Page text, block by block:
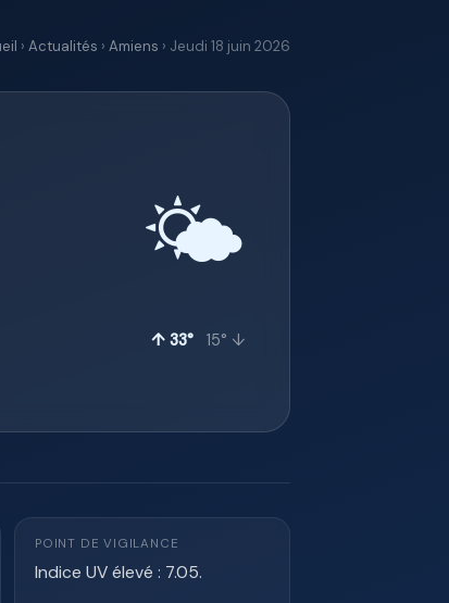
› Actualités › Amiens › Jeudi 18 juin 2026
🌤️
↑ 33° 15° ↓
POINT DE VIGILANCE
Indice UV élevé : 7.05.